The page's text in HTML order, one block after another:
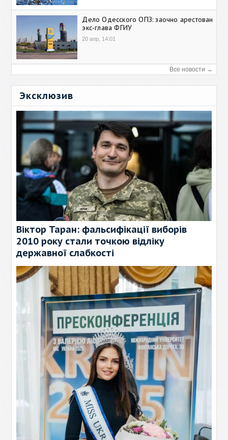
Дело Одесского ОПЗ: заочно арестован
экс-глава ФГИУ
20 апр, 14:01
Все новости →
Эксклюзив
Віктор Таран: фальсифікації виборів
2010 року стали точкою відліку
державної слабкості